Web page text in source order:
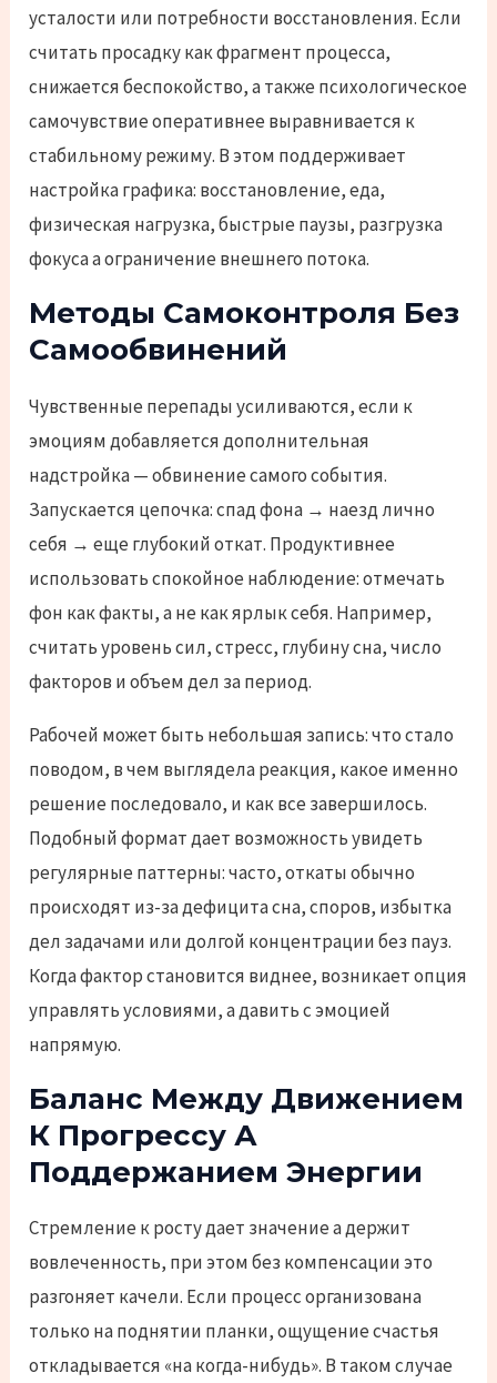
усталости или потребности восстановления. Если
считать просадку как фрагмент процесса,
снижается беспокойство, а также психологическое
самочувствие оперативнее выравнивается к
стабильному режиму. В этом поддерживает
настройка графика: восстановление, еда,
физическая нагрузка, быстрые паузы, разгрузка
фокуса а ограничение внешнего потока.
Методы Самоконтроля Без
Самообвинений
Чувственные перепады усиливаются, если к
эмоциям добавляется дополнительная
надстройка — обвинение самого события.
Запускается цепочка: спад фона → наезд лично
себя → еще глубокий откат. Продуктивнее
использовать спокойное наблюдение: отмечать
фон как факты, а не как ярлык себя. Например,
считать уровень сил, стресс, глубину сна, число
факторов и объем дел за период.
Рабочей может быть небольшая запись: что стало
поводом, в чем выглядела реакция, какое именно
решение последовало, и как все завершилось.
Подобный формат дает возможность увидеть
регулярные паттерны: часто, откаты обычно
происходят из-за дефицита сна, споров, избытка
дел задачами или долгой концентрации без пауз.
Когда фактор становится виднее, возникает опция
управлять условиями, а давить с эмоцией
напрямую.
Баланс Между Движением
К Прогрессу А
Поддержанием Энергии
Стремление к росту дает значение а держит
вовлеченность, при этом без компенсации это
разгоняет качели. Если процесс организована
только на поднятии планки, ощущение счастья
откладывается «на когда-нибудь». В таком случае